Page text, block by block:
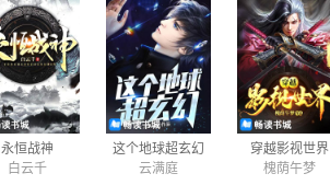
永恒战神
白云千
这个地球超玄幻
云满庭
穿越影视世界
槐荫午梦